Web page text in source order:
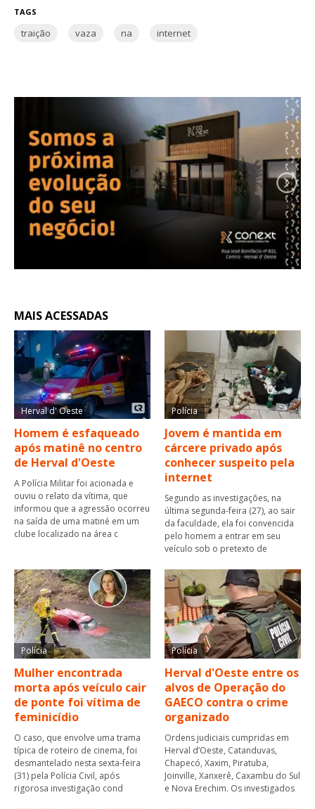
TAGS
traição vaza na internet
MAIS ACESSADAS
Herval d' Oeste
Homem é esfaqueado
após matinê no centro
de Herval d'Oeste
A Polícia Militar foi acionada e
ouviu o relato da vítima, que
informou que a agressão ocorreu
na saída de uma matiné em um
clube localizado na área c
Polícia
Jovem é mantida em
cárcere privado após
conhecer suspeito pela
internet
Segundo as investigações, na
última segunda-feira (27), ao sair
da faculdade, ela foi convencida
pelo homem a entrar em seu
veículo sob o pretexto de
Polícia
Mulher encontrada
morta após veículo cair
de ponte foi vítima de
feminicídio
O caso, que envolve uma trama
típica de roteiro de cinema, foi
desmantelado nesta sexta-feira
(31) pela Polícia Civil, após
rigorosa investigação cond
Polícia
Herval d'Oeste entre os
alvos de Operação do
GAECO contra o crime
organizado
Ordens judiciais cumpridas em
Herval d’Oeste, Catanduvas,
Chapecó, Xaxim, Piratuba,
Joinville, Xanxerê, Caxambu do Sul
e Nova Erechim. Os investigados